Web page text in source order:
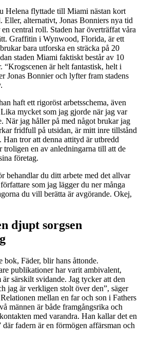
Helena flyttade till Miami nästan kort
Eller, alternativt, Jonas Bonniers nya tid
central roll. Staden har överträffat våra
Graffitin i Wynwood, Florida, är ett
bara utforska en sträcka på 20
staden Miami faktiskt består av 10
“Krogscenen är helt fantastisk, helt i
Jonas Bonnier och lyfter fram stadens
haft ett rigoröst arbetsschema, även
mycket som jag gjorde när jag var
När jag håller på med något brukar jag
fridfull på utsidan, är mitt inre tillstånd
Han tror att denna attityd är utbredd
troligen en av anledningarna till att de
företag.
behandlar du ditt arbete med det allvar
som jag lägger du ner många
du vill berätta är avgörande. Okej,
djupt sorgsen
bok, Fäder, blir hans åttonde.
publikationer har varit ambivalent,
är särskilt svidande. Jag tycker att den
jag är verkligen stolt över den”, säger
mellan en far och son i Fathers
männen är både framgångsrika och
med varandra. Han kallar det en
fadern är en förmögen affärsman och